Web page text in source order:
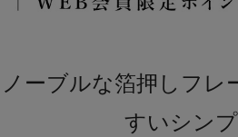
ノーブルな箔押しフレ
すいシン